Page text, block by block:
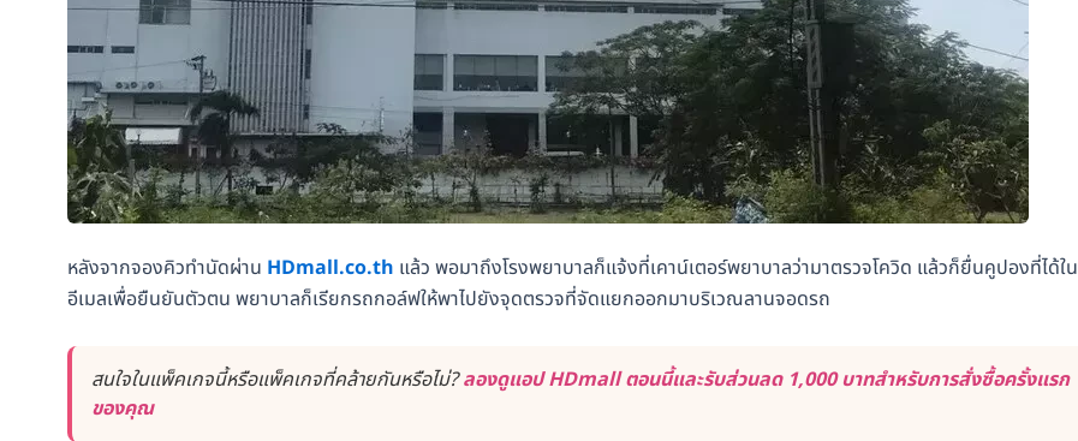
หลังจากจองคิวทำนัดผ่าน HDmall.co.th แล้ว พอมาถึงโรงพยาบาลก็แจ้งที่เคาน์เตอร์พยาบาลว่ามาตรวจโควิด แล้วก็ยื่นคูปองที่ได้ใน
อีเมลเพื่อยืนยันตัวตน พยาบาลก็เรียกรถกอล์ฟให้พาไปยังจุดตรวจที่จัดแยกออกมาบริเวณลานจอดรถ
สนใจในแพ็คเกจนี้หรือแพ็คเกจที่คล้ายกันหรือไม่?ลองดูแอป HDmall ตอนนี้และรับส่วนลด 1,000 บาทสำหรับการสั่งซื้อครั้งแรก
ของคุณ